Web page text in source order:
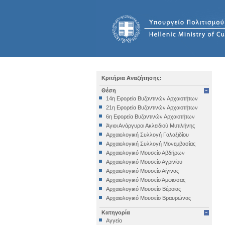
Κριτήρια Αναζήτησης:
Θέση
14η Εφορεία Βυζαντινών Αρχαιοτήτων
21η Εφορεία Βυζαντινών Αρχαιοτήτων
6η Εφορεία Βυζαντινών Αρχαιοτήτων
Άγιοι Ανάργυροι Ακλειδιού Μυτιλήνης
Αρχαιολογική Συλλογή Γαλαξιδίου
Αρχαιολογική Συλλογή Μονεμβασίας
Αρχαιολογικό Μουσείο Αβδήρων
Αρχαιολογικό Μουσείο Αγρινίου
Αρχαιολογικό Μουσείο Αίγινας
Αρχαιολογικό Μουσείο Άμφισσας
Αρχαιολογικό Μουσείο Βέροιας
Αρχαιολογικό Μουσείο Βραυρώνας
Αρχαιολογικό Μουσείο Δελφών
Αρχαιολογικό Μουσείο Ηγουμενίτσας
Κατηγορία
Αγγείο